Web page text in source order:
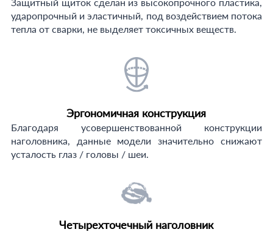
ударопрочный и эластичный, под воздействием потока
тепла от сварки, не выделяет токсичных веществ.
Эргономичная конструкция
Благодаря усовершенствованной конструкции
наголовника, данные модели значительно снижают
усталость глаз / головы / шеи.
Четырехточечный наголовник